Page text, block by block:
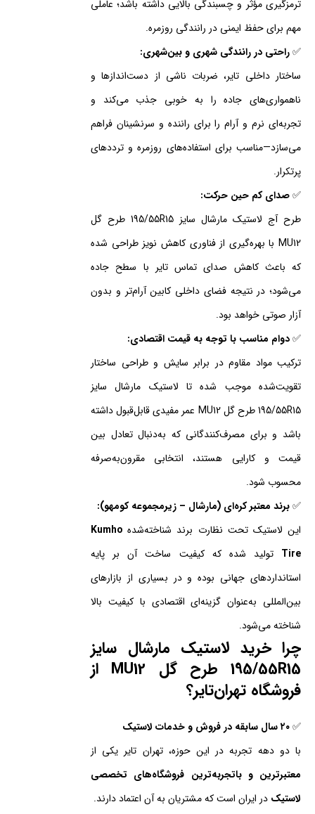
ترمزگیری مؤثر و چسبندگی بالایی داشته باشد؛ عاملی
مهم برای حفظ ایمنی در رانندگی روزمره.
✅راحتی در رانندگی شهری و بین‌شهری:
ساختار داخلی تایر، ضربات ناشی از دست‌اندازها و
ناهمواری‌های جاده را به خوبی جذب می‌کند و
تجربه‌ای نرم و آرام را برای راننده و سرنشینان فراهم
می‌سازد—مناسب برای استفاده‌های روزمره و ترددهای
پرتکرار.
✅صدای کم حین حرکت:
طرح آج لاستیک مارشال سایز 195/55R15 طرح گل
MU12 با بهره‌گیری از فناوری کاهش نویز طراحی شده
که باعث کاهش صدای تماس تایر با سطح جاده
می‌شود؛ در نتیجه فضای داخلی کابین آرام‌تر و بدون
آزار صوتی خواهد بود.
✅دوام مناسب با توجه به قیمت اقتصادی:
ترکیب مواد مقاوم در برابر سایش و طراحی ساختار
تقویت‌شده موجب شده تا لاستیک مارشال سایز
195/55R15 طرح گل MU12 عمر مفیدی قابل‌قبول داشته
باشد و برای مصرف‌کنندگانی که به‌دنبال تعادل بین
قیمت و کارایی هستند، انتخابی مقرون‌به‌صرفه
محسوب شود.
✅برند معتبر کره‌ای (مارشال – زیرمجموعه کومهو):
این لاستیک تحت نظارت برند شناخته‌شده Kumho
Tire تولید شده که کیفیت ساخت آن بر پایه
استانداردهای جهانی بوده و در بسیاری از بازارهای
بین‌المللی به‌عنوان گزینه‌ای اقتصادی با کیفیت بالا
شناخته می‌شود.
چرا خرید لاستیک مارشال سایز
195/55R15 طرح گل MU12 از
فروشگاه تهران‌تایر؟
✅۲۰ سال سابقه در فروش و خدمات لاستیک
با دو دهه تجربه در این حوزه، تهران تایر یکی از
معتبرترین و باتجربه‌ترین فروشگاه‌های تخصصی
لاستیک در ایران است که مشتریان به آن اعتماد دارند.